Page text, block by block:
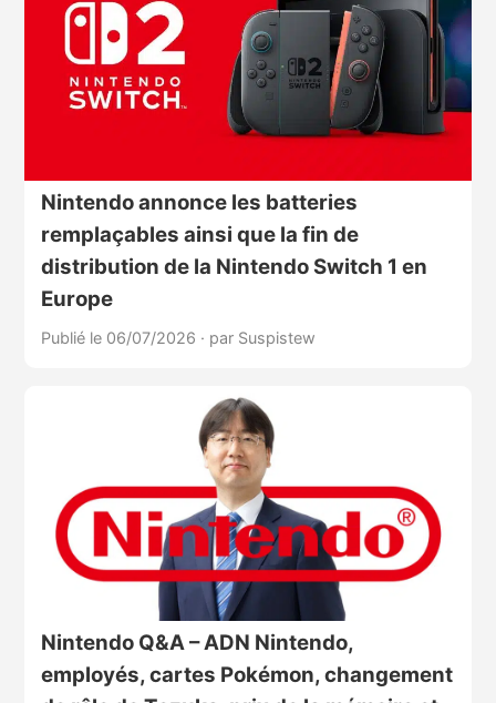
Nintendo annonce les batteries
remplaçables ainsi que la fin de
distribution de la Nintendo Switch 1 en
Europe
Publié le 06/07/2026 · par Suspistew
Nintendo Q&A – ADN Nintendo,
employés, cartes Pokémon, changement